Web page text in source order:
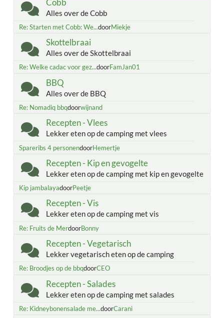
Alles over de Cobb
Re: Starten met Cobb: We...doorMiekje
Skottelbraai
Alles over de Skottelbraai
Re: Welke cadac voor gez...doorFamJan01
BBQ
Alles over de BBQ
Re: Nomadiq bbqdoorwijnand
Recepten - Vlees
Lekker eten op de camping met vlees
Spareribs 4 personendoorHemertje
Recepten - Kip en gevogelte
Lekker eten op de camping met kip en gevogelte
Kip jambalayadoorPeetje
Recepten - Vis
Lekker eten op de camping met vis
Re: Fruits de MerdoorBonny
Recepten - Vegetarisch
Lekker vegetarisch eten op de camping
Re: Broodjes op de bbqdoorCEO
Recepten - Salades
Lekker eten op de camping met salades
Re: Kidneybonensalade me...doorCarani